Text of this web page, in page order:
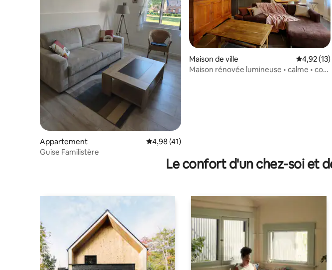
Appartement Évaluation moyenne sur la base de 41 commentaires :
4,98 (41)
Guise Familistère
Maison de ville
4,92 (13)
Maison rénovée lumineuse • calme • cour
Le confort d'un chez-soi et